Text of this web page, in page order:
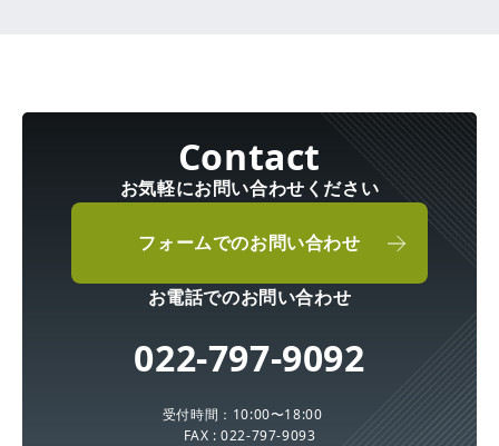
お気軽にお問い合わせください
フォームでのお問い合わせ
お電話でのお問い合わせ
022-797-9092
受付時間：10:00〜18:00
FAX : 022-797-9093